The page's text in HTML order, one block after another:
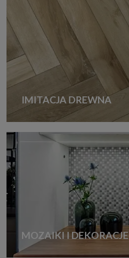
IMITACJA DREWNA
MOZAIKI I DEKORACJE